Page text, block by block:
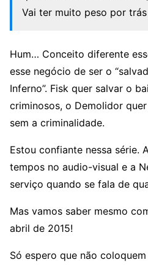
Vai ter muito peso por
Hum… Conceito diferente
esse negócio de ser o
Inferno”. Fisk quer salvar o
criminosos, o Demolidor
sem a criminalidade.
Estou confiante nessa série.
tempos no audio-visual e a
serviço quando se fala de
Mas vamos saber mesmo
abril de 2015!
Só espero que não